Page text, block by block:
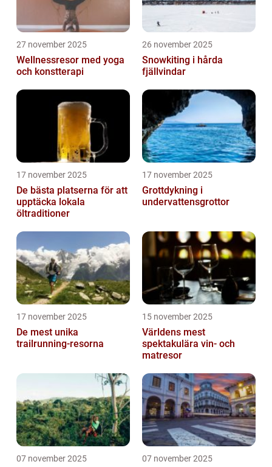
27 november 2025
Wellnessresor med yoga
och konstterapi
26 november 2025
Snowkiting i hårda
fjällvindar
17 november 2025
De bästa platserna för att
upptäcka lokala
öltraditioner
17 november 2025
Grottdykning i
undervattensgrottor
17 november 2025
De mest unika
trailrunning-resorna
15 november 2025
Världens mest
spektakulära vin- och
matresor
07 november 2025 07 november 2025